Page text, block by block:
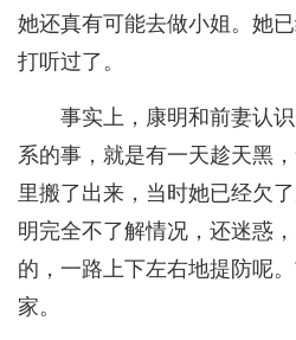
她还真有可能去做小姐。她
打听过了。
事实上，康明和前妻认
系的事，就是有一天趁天黑
里搬了出来，当时她已经欠
明完全不了解情况，还迷惑
的，一路上下左右地提防呢
家。